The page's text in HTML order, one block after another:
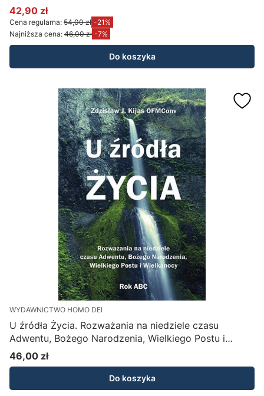
Cena promocyjna
42,90 zł
Cena regularna: 54,00 zł -21%
Najniższa cena: 46,00 zł -7%
Do koszyka
WYDAWNICTWO HOMO DEI
U źródła Życia. Rozważania na niedziele czasu
Adwentu, Bożego Narodzenia, Wielkiego Postu i
Wielkanocy - Zdzisław Józef Kijas OFMConv
Cena
46,00 zł
Do koszyka